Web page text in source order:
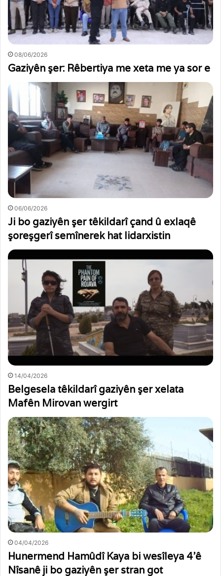
08/06/2026
Gaziyên şer: Rêbertiya me xeta me ya sor e
06/06/2026
Ji bo gaziyên şer têkildarî çand û exlaqê
şoreşgerî semînerek hat lidarxistin
14/04/2026
Belgesela têkildarî gaziyên şer xelata
Mafên Mirovan wergirt
04/04/2026
Hunermend Hamûdî Kaya bi wesîleya 4’ê
Nîsanê ji bo gaziyên şer stran got